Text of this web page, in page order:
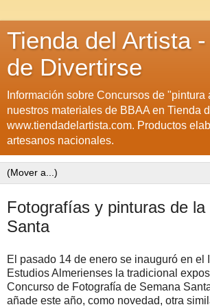
Tienda del Artista
de Divertirse
Información sobre Concursos de "pintura
nuestros materiales de BBAA en Tienda
www.tiendadelartista.com. Productos
artesanos nacionales.
Fotografías y pinturas de la
Santa
El pasado 14 de enero se inauguró en el
Estudios Almerienses la tradicional
Concurso de Fotografía de Semana
añade este año, como novedad, otra